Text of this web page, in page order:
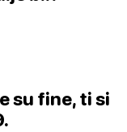
su fine, ti si